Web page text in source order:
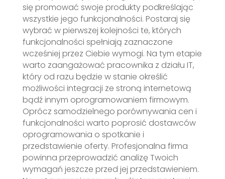
się promować swoje produkty podkreślając
wszystkie jego funkcjonalności. Postaraj się
wybrać w pierwszej kolejności te, których
funkcjonalności spełniają zaznaczone
wcześniej przez Ciebie wymogi. Na tym etapie
warto zaangażować pracownika z działu IT,
który od razu będzie w stanie określić
możliwości integracji ze stroną internetową
bądź innym oprogramowaniem firmowym.
Oprócz samodzielnego porównywania cen i
funkcjonalności warto poprosić dostawców
oprogramowania o spotkanie i
przedstawienie oferty. Profesjonalna firma
powinna przeprowadzić analizę Twoich
wymagań jeszcze przed jej przedstawieniem.